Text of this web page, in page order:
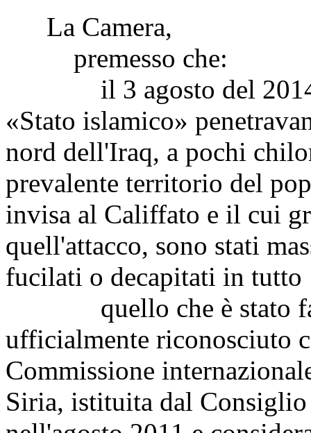
La Camera,
premesso che:
il 3 agosto del 2014
«Stato islamico»
nord dell'Iraq, a pochi
prevalente territorio del
invisa al Califfato e il cui
quell'attacco, sono stati
fucilati o decapitati in
quello che è stato
ufficialmente riconosciuto
Commissione
Siria, istituita dal